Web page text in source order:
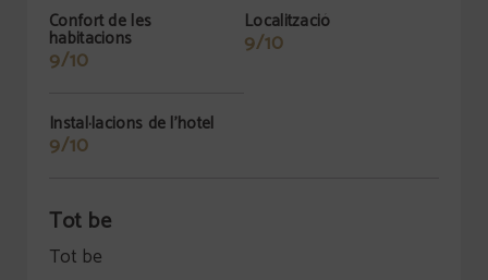
Confort de les
habitacions
9/10
Localització
9/10
Instal·lacions de l'hotel
9/10
Tot be
Tot be